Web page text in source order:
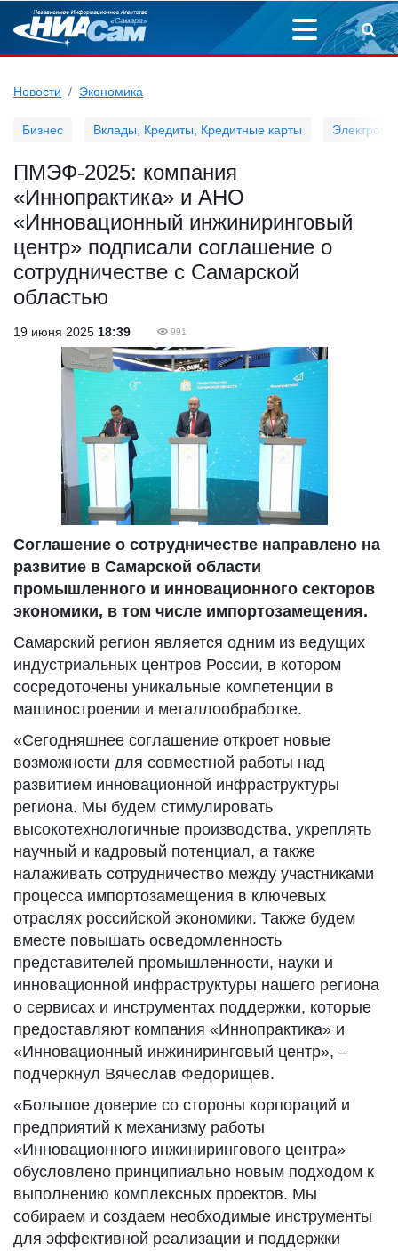
Новости Экономика
Бизнес Вклады, Кредиты, Кредитные карты
ПМЭФ-2025: компания
«Иннопрактика» и АНО
«Инновационный инжиниринговый
центр» подписали соглашение о
сотрудничестве с Самарской
областью
19 июня 2025 18:39 991
Соглашение о сотрудничестве направлено на
развитие в Самарской области
промышленного и инновационного секторов
экономики, в том числе импортозамещения.
Самарский регион является одним из ведущих
индустриальных центров России, в котором
сосредоточены уникальные компетенции в
машиностроении и металлообработке.
«Сегодняшнее соглашение откроет новые
возможности для совместной работы над
развитием инновационной инфраструктуры
региона. Мы будем стимулировать
высокотехнологичные производства, укреплять
научный и кадровый потенциал, а также
налаживать сотрудничество между участниками
процесса импортозамещения в ключевых
отраслях российской экономики. Также будем
вместе повышать осведомленность
представителей промышленности, науки и
инновационной инфраструктуры нашего региона
о сервисах и инструментах поддержки, которые
предоставляют компания «Иннопрактика» и
«Инновационный инжиниринговый центр», –
подчеркнул Вячеслав Федорищев.
«Большое доверие со стороны корпораций и
предприятий к механизму работы
«Инновационного инжинирингового центра»
обусловлено принципиально новым подходом к
выполнению комплексных проектов. Мы
собираем и создаем необходимые инструменты
для эффективной реализации и поддержки